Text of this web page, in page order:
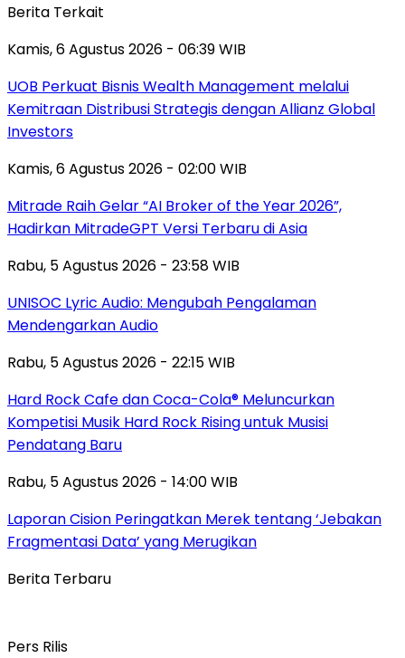
Berita Terkait
Kamis, 6 Agustus 2026 - 06:39 WIB
UOB Perkuat Bisnis Wealth Management melalui
Kemitraan Distribusi Strategis dengan Allianz Global
Investors
Kamis, 6 Agustus 2026 - 02:00 WIB
Mitrade Raih Gelar “AI Broker of the Year 2026”,
Hadirkan MitradeGPT Versi Terbaru di Asia
Rabu, 5 Agustus 2026 - 23:58 WIB
UNISOC Lyric Audio: Mengubah Pengalaman
Mendengarkan Audio
Rabu, 5 Agustus 2026 - 22:15 WIB
Hard Rock Cafe dan Coca-Cola® Meluncurkan
Kompetisi Musik Hard Rock Rising untuk Musisi
Pendatang Baru
Rabu, 5 Agustus 2026 - 14:00 WIB
Laporan Cision Peringatkan Merek tentang ‘Jebakan
Fragmentasi Data’ yang Merugikan
Berita Terbaru
Pers Rilis